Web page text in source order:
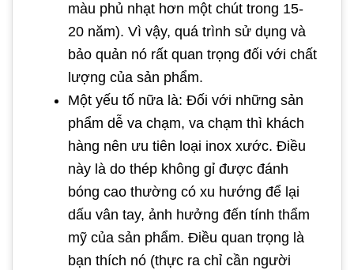
màu phủ nhạt hơn một chút trong 15-
20 năm). Vì vậy, quá trình sử dụng và
bảo quản nó rất quan trọng đối với chất
lượng của sản phẩm.
Một yếu tố nữa là: Đối với những sản
phẩm dễ va chạm, va chạm thì khách
hàng nên ưu tiên loại inox xước. Điều
này là do thép không gỉ được đánh
bóng cao thường có xu hướng để lại
dấu vân tay, ảnh hưởng đến tính thẩm
mỹ của sản phẩm. Điều quan trọng là
bạn thích nó (thực ra chỉ cần người